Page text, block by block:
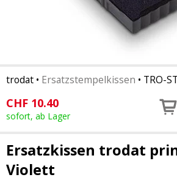
trodat • Ersatzstempelkissen • TRO-
CHF 10.40
sofort, ab Lager
Ersatzkissen trodat
Violett